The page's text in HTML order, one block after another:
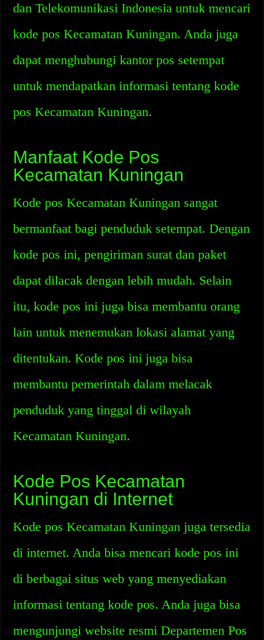
dan Telekomunikasi Indonesia untuk mencari
kode pos Kecamatan Kuningan. Anda juga
dapat menghubungi kantor pos setempat
untuk mendapatkan informasi tentang kode
pos Kecamatan Kuningan.
Manfaat Kode Pos
Kecamatan Kuningan
Kode pos Kecamatan Kuningan sangat
bermanfaat bagi penduduk setempat. Dengan
kode pos ini, pengiriman surat dan paket
dapat dilacak dengan lebih mudah. Selain
itu, kode pos ini juga bisa membantu orang
lain untuk menemukan lokasi alamat yang
ditentukan. Kode pos ini juga bisa
membantu pemerintah dalam melacak
penduduk yang tinggal di wilayah
Kecamatan Kuningan.
Kode Pos Kecamatan
Kuningan di Internet
Kode pos Kecamatan Kuningan juga tersedia
di internet. Anda bisa mencari kode pos ini
di berbagai situs web yang menyediakan
informasi tentang kode pos. Anda juga bisa
mengunjungi website resmi Departemen Pos